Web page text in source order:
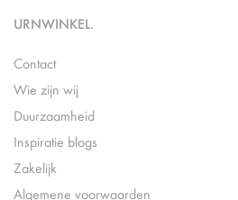
URNWINKEL.
Contact
Wie zijn wij
Duurzaamheid
Inspiratie blogs
Zakelijk
Algemene voorwaarden